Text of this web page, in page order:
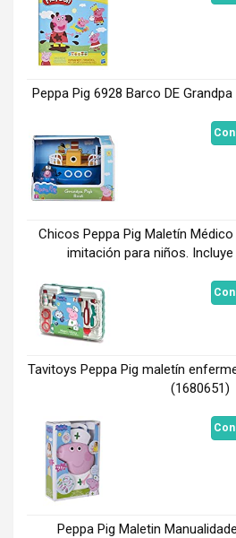
Peppa Pig 6928 Barco DE
Chicos Peppa Pig Maletín
imitación para niños.
Tavitoys Peppa Pig maletín
(1680651)
Peppa Pig Maletin